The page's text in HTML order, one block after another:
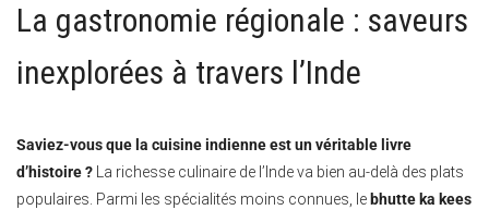
La gastronomie régionale : saveurs
inexplorées à travers l’Inde
Saviez-vous que la cuisine indienne est un véritable livre
d’histoire ? La richesse culinaire de l’Inde va bien au-delà des plats
populaires. Parmi les spécialités moins connues, le bhutte ka kees